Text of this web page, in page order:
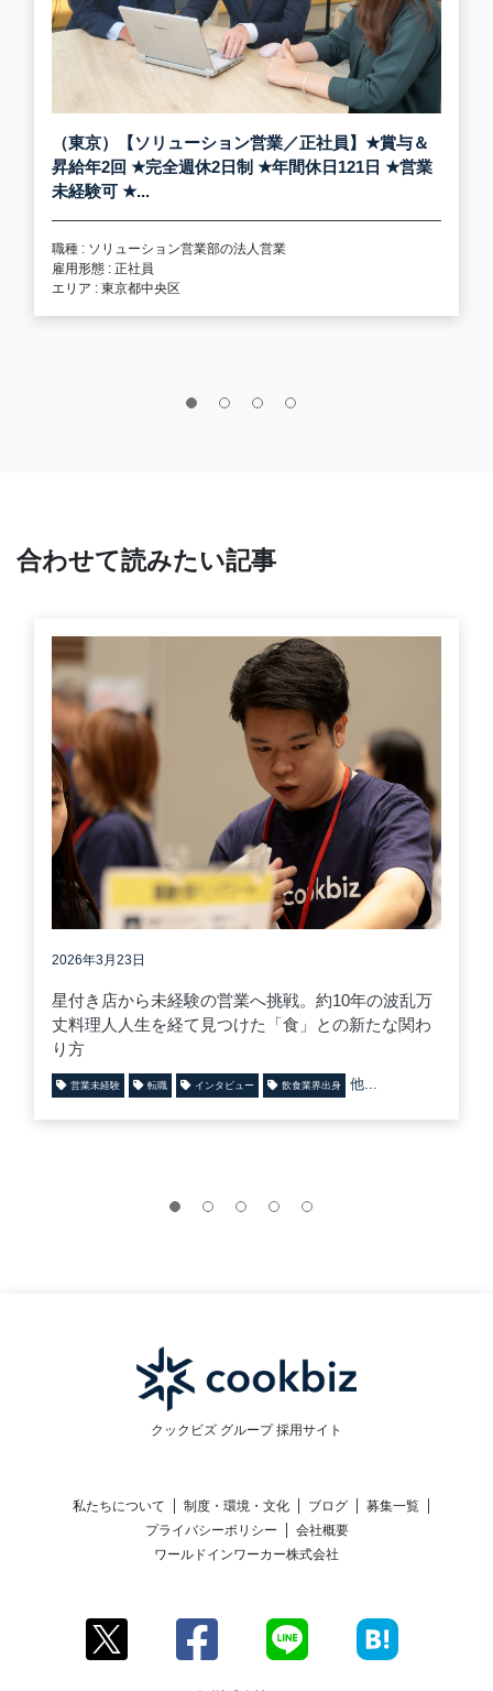
（東京）【ソリューション営業／正社員】 ★賞与＆
昇給年2回 ★完全週休2日制 ★年間休日121日 ★営業
未経験可 ★...
職種 : ソリューション営業部の法人営業
雇用形態 : 正社員
エリア : 東京都中央区
合わせて読みたい記事
2026年3月23日
星付き店から未経験の営業へ挑戦。約10年の波乱万
丈料理人人生を経て見つけた「食」との新たな関わ
り方
営業未経験 転職 インタビュー 飲食業界出身 他...
クックビズ グループ 採用サイト
私たちについて 制度・環境・文化 ブログ
募集一覧
プライバシーポリシー
会社概要
ワールドインワーカー株式会社